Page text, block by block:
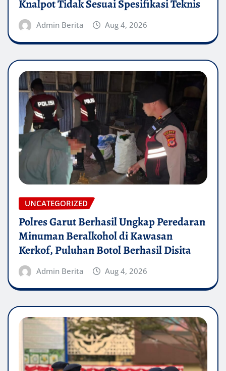
Knalpot Tidak Sesuai Spesifikasi Teknis
Admin Berita Aug 4, 2026
UNCATEGORIZED
Polres Garut Berhasil Ungkap Peredaran
Minuman Beralkohol di Kawasan
Kerkof, Puluhan Botol Berhasil Disita
Admin Berita Aug 4, 2026